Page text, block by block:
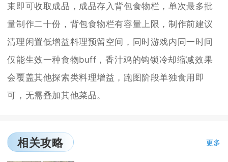
束即可收取成品，成品存入背包食物栏，单次最多批
量制作二十份，背包食物栏有容量上限，制作前建议
清理闲置低增益料理预留空间，同时游戏内同一时间
仅能生效一种食物buff，香汁鸡的钩锁冷却缩减效果
会覆盖其他探索类料理增益，跑图阶段单独食用即
可，无需叠加其他菜品。
相关攻略 更多